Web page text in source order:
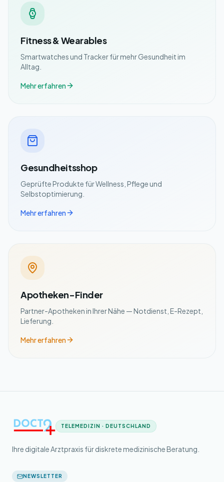
Fitness & Wearables
Smartwatches und Tracker für mehr Gesundheit im
Alltag.
Mehr erfahren
Gesundheitsshop
Geprüfte Produkte für Wellness, Pflege und
Selbstoptimierung.
Mehr erfahren
Apotheken-Finder
Partner-Apotheken in Ihrer Nähe — Notdienst, E-Rezept,
Lieferung.
Mehr erfahren
TELEMEDIZIN · DEUTSCHLAND
Ihre digitale Arztpraxis für diskrete medizinische Beratung.
NEWSLETTER